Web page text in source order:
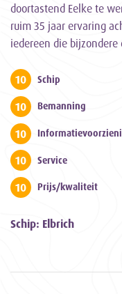
doortastend Eelke te
ruim 35 jaar ervaring
iedereen die bijzondere
10 Schip
10 Bemanning
10
10 Service
10 Prijs/kwaliteit
Schip: Elbrich